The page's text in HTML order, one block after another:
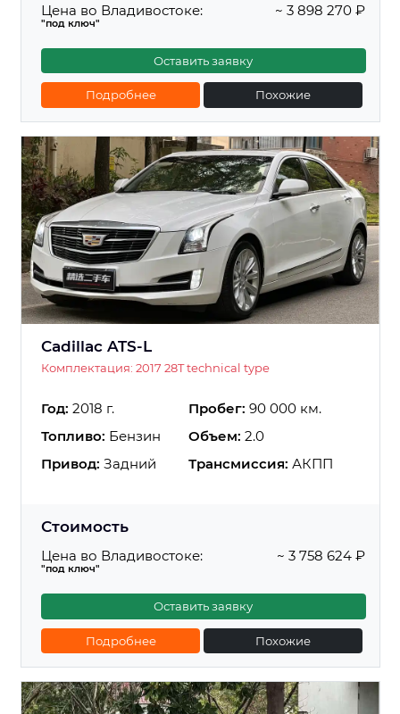
Цена во Владивостоке:
"под ключ"
~ 3 898 270 ₽
Оставить заявку
Подробнее Похожие
Cadillac ATS-L
Комплектация: 2017 28T technical type
Год: 2018 г. Пробег: 90 000 км.
Топливо: Бензин Объем: 2.0
Привод: Задний Трансмиссия: АКПП
Стоимость
Цена во Владивостоке:
"под ключ"
~ 3 758 624 ₽
Оставить заявку
Подробнее Похожие